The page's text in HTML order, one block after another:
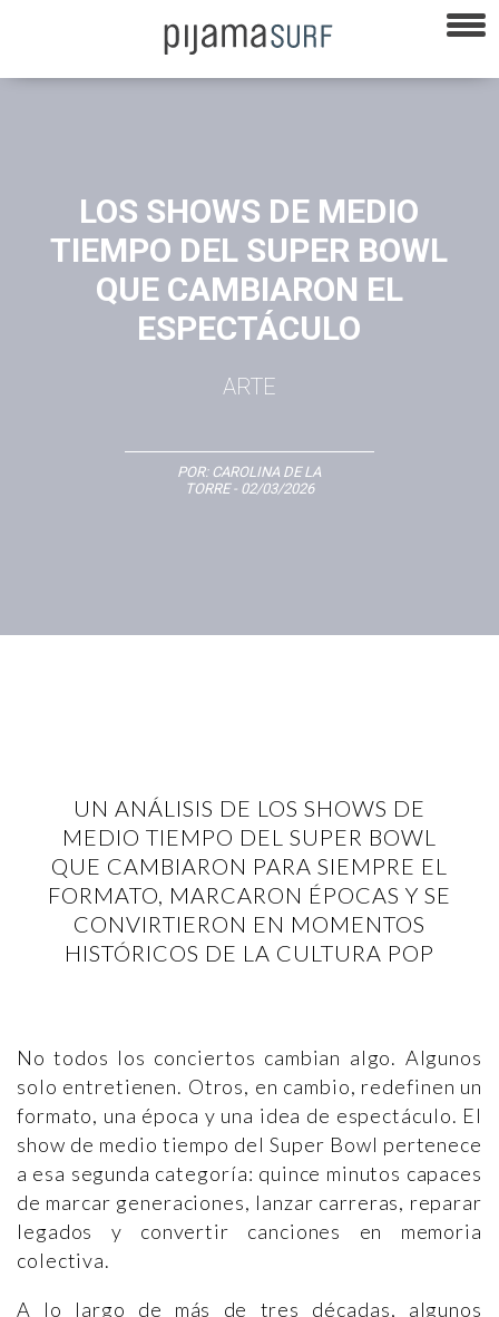
LOS SHOWS DE MEDIO
TIEMPO DEL SUPER BOWL
QUE CAMBIARON EL
ESPECTÁCULO
ARTE
POR: CAROLINA DE LA
TORRE- 02/03/2026
UN ANÁLISIS DE LOS SHOWS DE
MEDIO TIEMPO DEL SUPER BOWL
QUE CAMBIARON PARA SIEMPRE EL
FORMATO, MARCARON ÉPOCAS Y SE
CONVIRTIERON EN MOMENTOS
HISTÓRICOS DE LA CULTURA POP
No todos los conciertos cambian algo. Algunos
solo entretienen. Otros, en cambio, redefinen un
formato, una época y una idea de espectáculo. El
show de medio tiempo del Super Bowl pertenece
a esa segunda categoría: quince minutos capaces
de marcar generaciones, lanzar carreras, reparar
legados y convertir canciones en memoria
colectiva.
A lo largo de más de tres décadas, algunos